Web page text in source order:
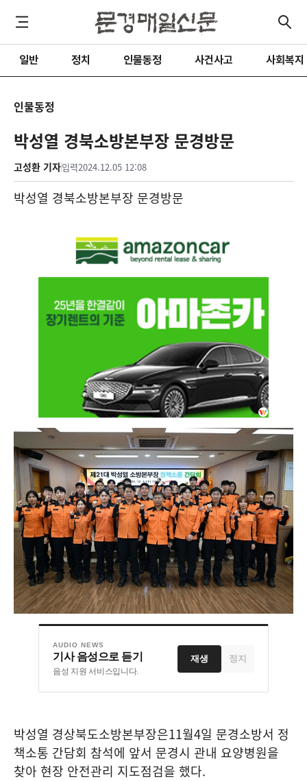
일반 정치 인물동정 사건사고 사회복지
인물동정
박성열 경북소방본부장 문경방문
고성환 기자입력2024.12.05 12:08
박성열 경북소방본부장 문경방문
AUDIO NEWS
기사 음성으로 듣기
음성 지원 서비스입니다.
재생 정지
박성열 경상북도소방본부장은11월4일 문경소방서 정
책소통 간담회 참석에 앞서 문경시 관내 요양병원을
찾아 현장 안전관리 지도점검을 했다.